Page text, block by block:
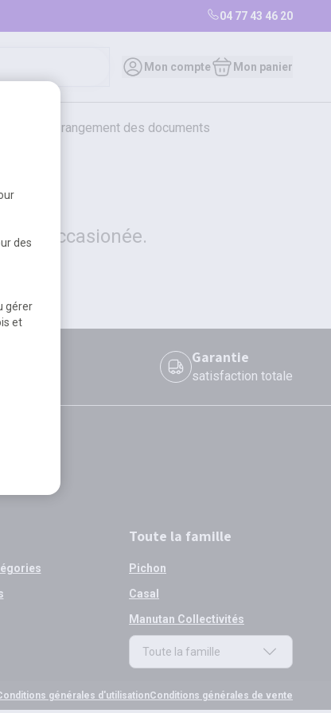
04 77 43 46 20
Mon compte Mon panier
et rangement des documents
occasionée.
Garantie
satisfaction totale
Toute la famille
Pichon
Casal
Manutan Collectivités
Toute la famille
générales d'utilisationConditions générales de vente
des
gérer
et